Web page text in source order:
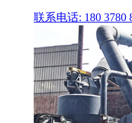
联系电话: 180 3780